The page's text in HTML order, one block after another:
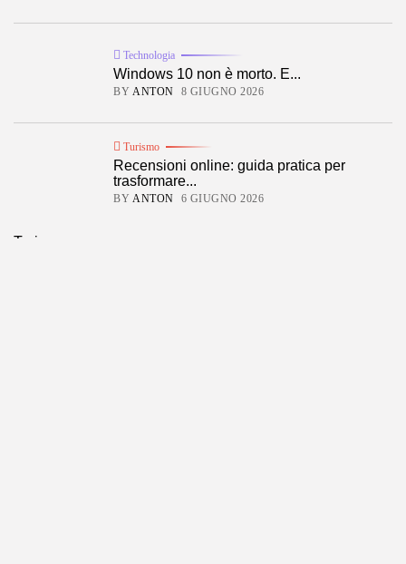
Technologia
Windows 10 non è morto. E...
BY ANTON 8 GIUGNO 2026
Turismo
Recensioni online: guida pratica per
trasformare...
BY ANTON 6 GIUGNO 2026
Turismo